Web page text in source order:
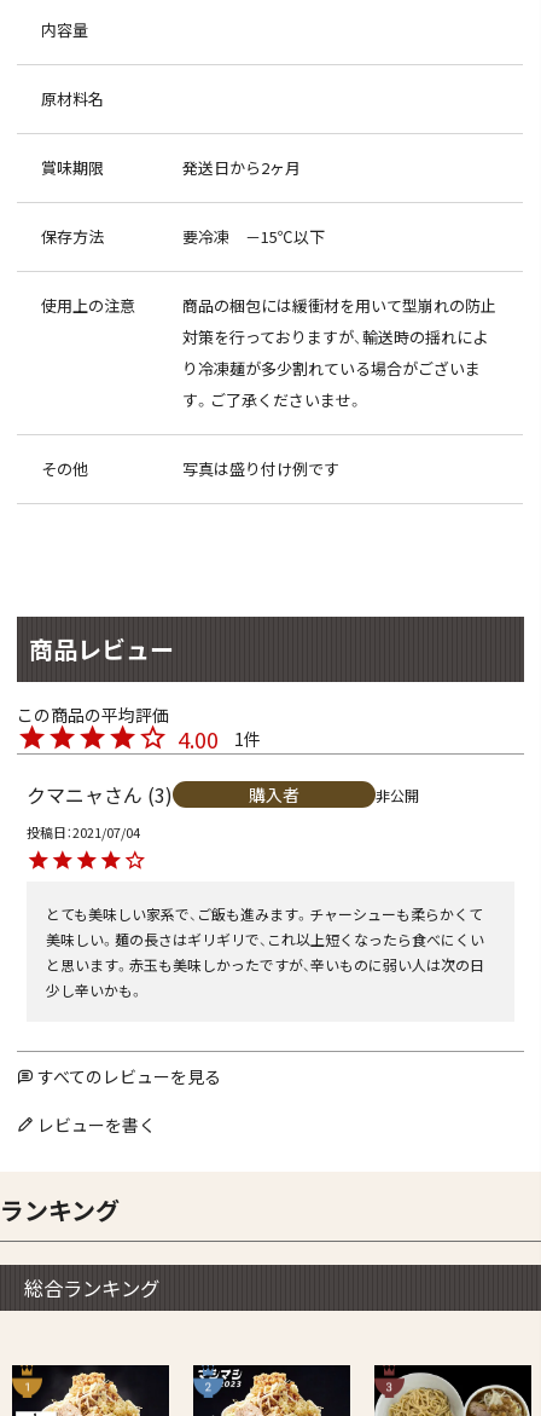
内容量
原材料名
賞味期限 発送日から2ヶ月
保存方法 要冷凍 －15℃以下
使用上の注意
商品の梱包には緩衝材を用いて型崩れの防止
対策を行っておりますが、輸送時の揺れによ
り冷凍麺が多少割れている場合がございま
す。ご了承くださいませ。
その他 写真は盛り付け例です
商品レビュー
4.00 1
クマニャ 3 購入者 非公開
投稿日 2021/07/04
とても美味しい家系で、ご飯も進みます。チャーシューも柔らかくて
美味しい。麺の長さはギリギリで、これ以上短くなったら食べにくい
と思います。赤玉も美味しかったですが、辛いものに弱い人は次の日
少し辛いかも。
すべてのレビューを見る
レビューを書く
ランキング
総合ランキング